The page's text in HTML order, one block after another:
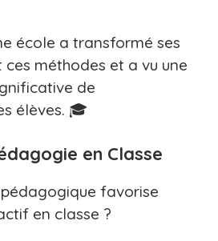
école a transformé ses
ces méthodes et a vu une
de
élèves. 🎓
en Classe
favorise
en classe ?